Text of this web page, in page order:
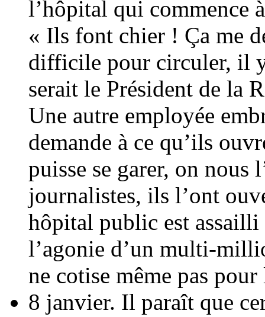
l’hôpital qui commence
« Ils font chier ! Ça me
difficile pour circuler, il
serait le Président de la
Une autre employée
demande à ce qu’ils
puisse se garer, on nous
journalistes, ils l’ont
hôpital public est
l’agonie d’un multi-
ne cotise même pas
8 janvier. Il paraît que